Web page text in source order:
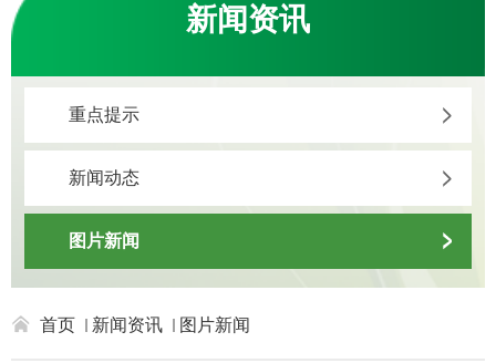
新闻资讯
重点提示
新闻动态
图片新闻
首页 新闻资讯 图片新闻